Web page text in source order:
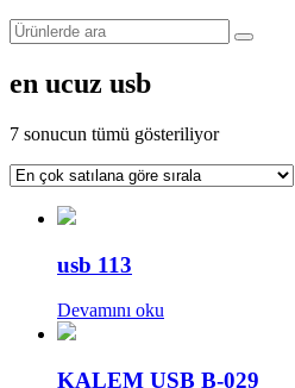
en ucuz usb
7 sonucun tümü gösteriliyorPopülerliğe
sıralandı
usb 113
Devamını oku
KALEM USB B-029